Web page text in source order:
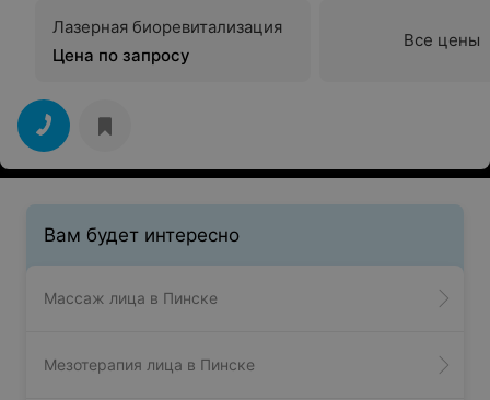
Лазерная биоревитализация
Цена по запросу
Все цены
Вам будет интересно
Массаж лица в Пинске
Мезотерапия лица в Пинске